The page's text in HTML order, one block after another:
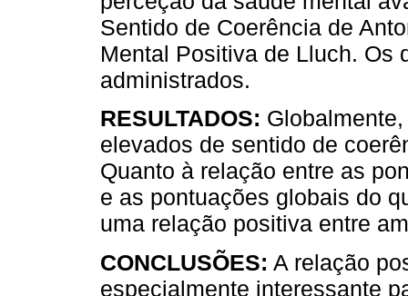
Sentido de Coerência de
Mental Positiva de Lluch. Os
administrados.
RESULTADOS:
elevados de sentido de
Quanto à relação entre as
e as pontuações globais do
uma relação positiva entre
CONCLUSÕES: A relação
especialmente interessante